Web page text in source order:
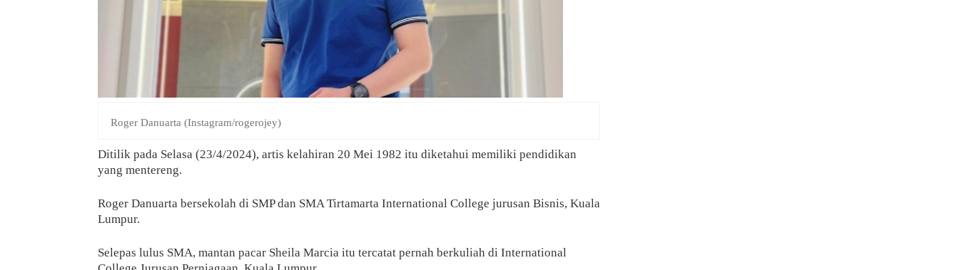
Roger Danuarta (Instagram/rogerojey)
Ditilik pada Selasa (23/4/2024), artis kelahiran 20 Mei 1982 itu diketahui memiliki pendidikan
yang mentereng.
Roger Danuarta bersekolah di SMP dan SMA Tirtamarta International College jurusan Bisnis, Kuala
Lumpur.
Selepas lulus SMA, mantan pacar Sheila Marcia itu tercatat pernah berkuliah di International